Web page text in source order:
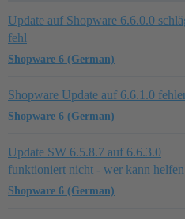
Update auf Shopware 6.6.0.0
fehl
Shopware 6 (German)
Shopware Update auf 6.6.1.0
Shopware 6 (German)
Update SW 6.5.8.7 auf 6.6.3.0
funktioniert nicht - wer kann helfen
Shopware 6 (German)